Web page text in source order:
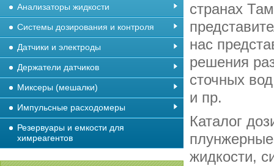
странах
нас
решения
сточных
и пр.
Каталог
жидкости,
Анализаторы жидкости
Системы дозирования и контроля
Датчики и электроды
Держатели датчиков
Миксеры (мешалки)
Импульсные расходомеры
Резервуары и емкости для
химреагентов